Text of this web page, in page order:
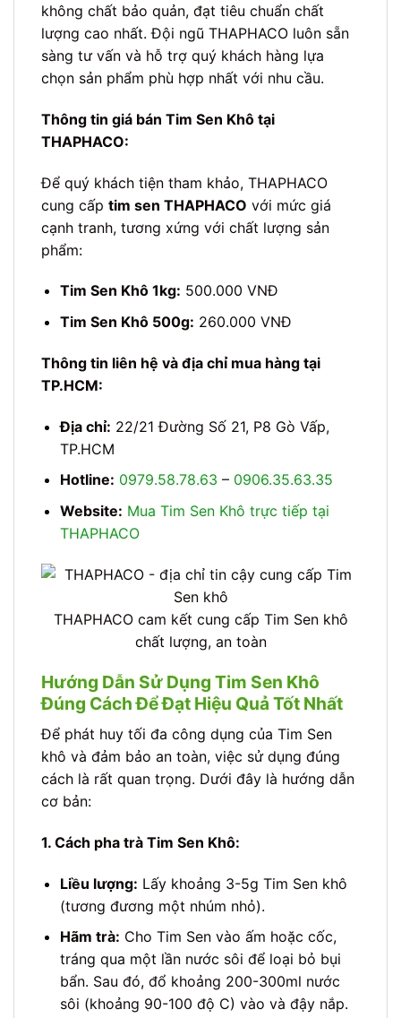
không chất bảo quản, đạt tiêu chuẩn chất
lượng cao nhất. Đội ngũ THAPHACO luôn sẵn
sàng tư vấn và hỗ trợ quý khách hàng lựa
chọn sản phẩm phù hợp nhất với nhu cầu.
Thông tin giá bán Tim Sen Khô tại
THAPHACO:
Để quý khách tiện tham khảo, THAPHACO
cung cấp tim sen THAPHACO với mức giá
cạnh tranh, tương xứng với chất lượng sản
phẩm:
Tim Sen Khô 1kg: 500.000 VNĐ
Tim Sen Khô 500g: 260.000 VNĐ
Thông tin liên hệ và địa chỉ mua hàng tại
TP.HCM:
Địa chỉ: 22/21 Đường Số 21, P8 Gò Vấp,
TP.HCM
Hotline: 0979.58.78.63 – 0906.35.63.35
Website: Mua Tim Sen Khô trực tiếp tại
THAPHACO
THAPHACO cam kết cung cấp Tim Sen khô
chất lượng, an toàn
Hướng Dẫn Sử Dụng Tim Sen Khô
Đúng Cách Để Đạt Hiệu Quả Tốt Nhất
Để phát huy tối đa công dụng của Tim Sen
khô và đảm bảo an toàn, việc sử dụng đúng
cách là rất quan trọng. Dưới đây là hướng dẫn
cơ bản:
1. Cách pha trà Tim Sen Khô:
Liều lượng: Lấy khoảng 3-5g Tim Sen khô
(tương đương một nhúm nhỏ).
Hãm trà: Cho Tim Sen vào ấm hoặc cốc,
tráng qua một lần nước sôi để loại bỏ bụi
bẩn. Sau đó, đổ khoảng 200-300ml nước
sôi (khoảng 90-100 độ C) vào và đậy nắp.